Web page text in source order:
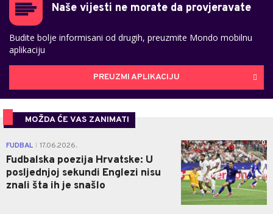
Naše vijesti ne morate da provjeravate
Budite bolje informisani od drugih, preuzmite Mondo mobilnu
aplikaciju
PREUZMI APLIKACIJU
MOŽDA ĆE VAS ZANIMATI
FUDBAL 17.06.2026.
Fudbalska poezija Hrvatske: U
posljednjoj sekundi Englezi nisu
znali šta ih je snašlo
0